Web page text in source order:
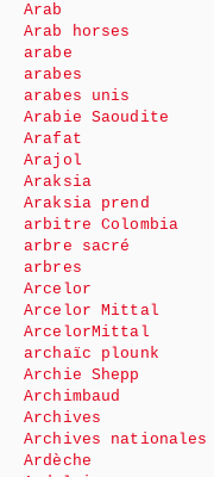
Arab
Arab horses
arabe
arabes
arabes unis
Arabie Saoudite
Arafat
Arajol
Araksia
Araksia prend
arbitre Colombia
arbre sacré
arbres
Arcelor
Arcelor Mittal
ArcelorMittal
archaïc plounk
Archie Shepp
Archimbaud
Archives
Archives nationales
Ardèche